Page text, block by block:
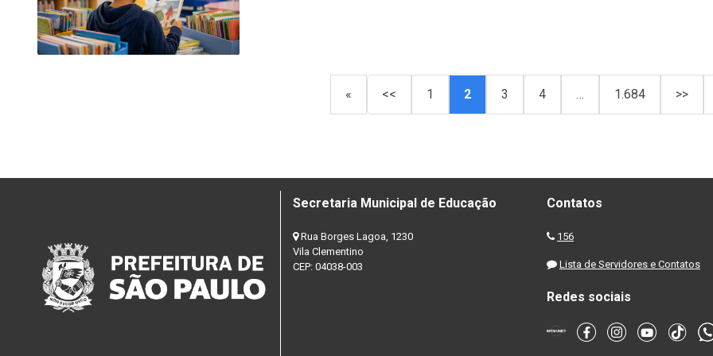
« << 1 2 3 4 … 1.684 >>
Secretaria Municipal de Educação
Rua Borges Lagoa, 1230
Vila Clementino
CEP: 04038-003
Contatos
156
Lista de Servidores e Contatos
Redes sociais